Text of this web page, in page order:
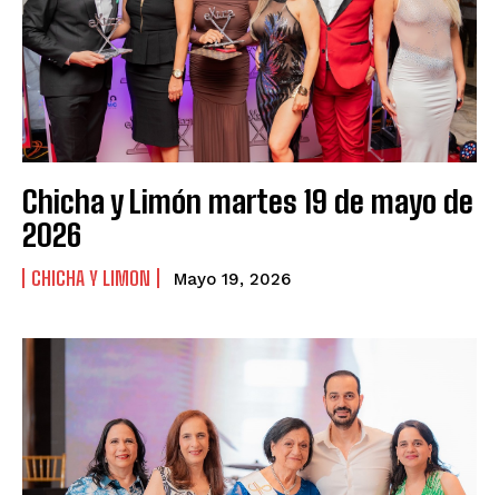
Chicha y Limón martes 19 de mayo de
2026
CHICHA Y LIMON Mayo 19, 2026